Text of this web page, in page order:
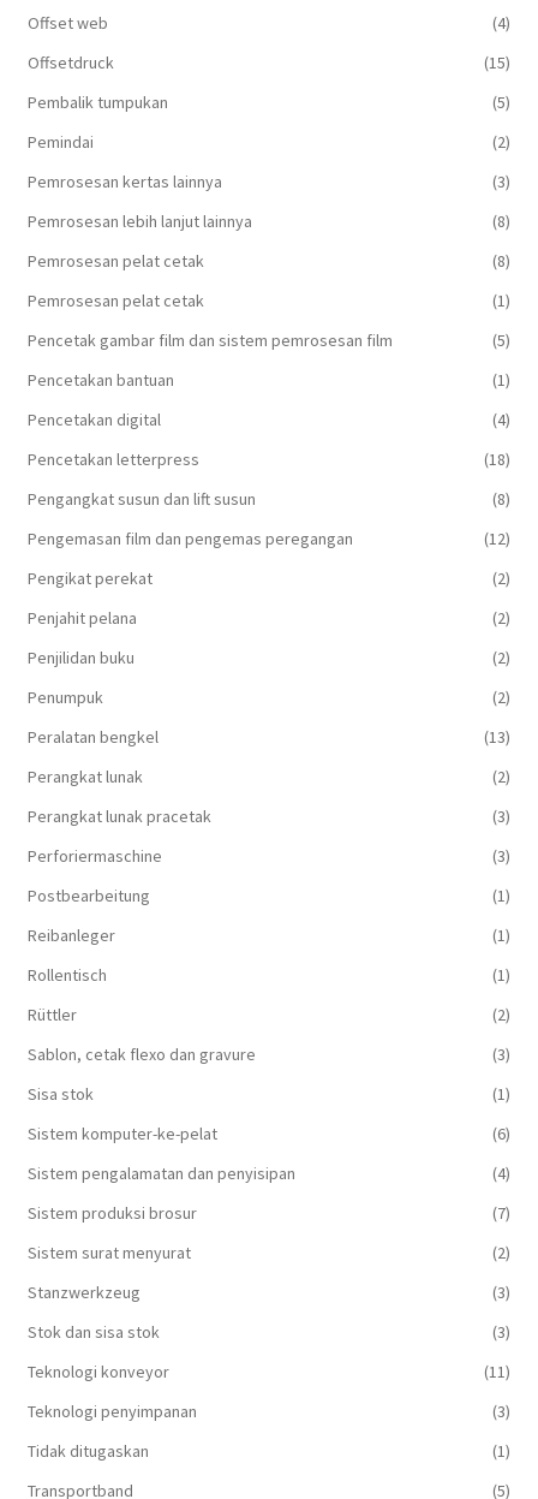
Offset web
(4)
Offsetdruck
(15)
Pembalik tumpukan
(5)
Pemindai
(2)
Pemrosesan kertas lainnya
(3)
Pemrosesan lebih lanjut lainnya
(8)
Pemrosesan pelat cetak
(8)
Pemrosesan pelat cetak
(1)
Pencetak gambar film dan sistem pemrosesan film
(5)
Pencetakan bantuan
(1)
Pencetakan digital
(4)
Pencetakan letterpress
(18)
Pengangkat susun dan lift susun
(8)
Pengemasan film dan pengemas peregangan
(12)
Pengikat perekat
(2)
Penjahit pelana
(2)
Penjilidan buku
(2)
Penumpuk
(2)
Peralatan bengkel
(13)
Perangkat lunak
(2)
Perangkat lunak pracetak
(3)
Perforiermaschine
(3)
Postbearbeitung
(1)
Reibanleger
(1)
Rollentisch
(1)
Rüttler
(2)
Sablon, cetak flexo dan gravure
(3)
Sisa stok
(1)
Sistem komputer-ke-pelat
(6)
Sistem pengalamatan dan penyisipan
(4)
Sistem produksi brosur
(7)
Sistem surat menyurat
(2)
Stanzwerkzeug
(3)
Stok dan sisa stok
(3)
Teknologi konveyor
(11)
Teknologi penyimpanan
(3)
Tidak ditugaskan
(1)
Transportband
(5)